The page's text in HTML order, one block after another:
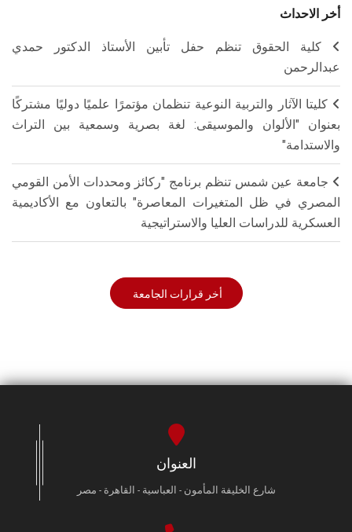
أخر الاحداث
كلية الحقوق تنظم حفل تأبين الأستاذ الدكتور حمدي
عبدالرحمن
كليتا الآثار والتربية النوعية تنظمان مؤتمرًا علميًا دوليًا مشتركًا
بعنوان "الألوان والموسيقى: لغة بصرية وسمعية بين التراث
والاستدامة"
جامعة عين شمس تنظم برنامج "ركائز ومحددات الأمن القومي
المصري في ظل المتغيرات المعاصرة" بالتعاون مع الأكاديمية
العسكرية للدراسات العليا والاستراتيجية
أخر قرارات الجامعة
العنوان
شارع الخليفة المأمون - العباسية - القاهرة - مصر